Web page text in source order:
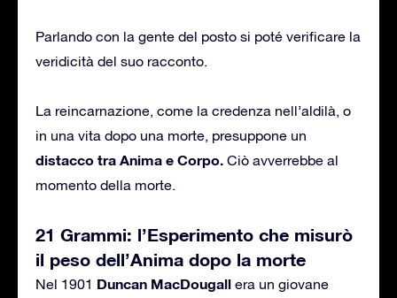
Parlando con la gente del posto si poté verificare la
veridicità del suo racconto.
La reincarnazione, come la credenza nell’aldilà, o
in una vita dopo una morte, presuppone un
distacco tra Anima e Corpo. Ciò avverrebbe al
momento della morte.
21 Grammi: l’Esperimento che misurò
il peso dell’Anima dopo la morte
Nel 1901 Duncan MacDougall era un giovane